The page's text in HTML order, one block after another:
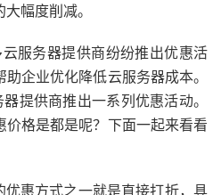
幅度削减。
服务器提供商纷纷推出优惠活
企业优化降低云服务器成本。
提供商推出一系列优惠活动。
格是都是呢？下面一起来看看
惠方式之一就是直接打折，具